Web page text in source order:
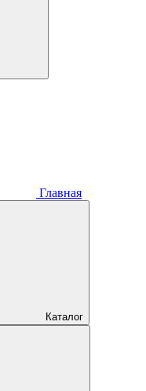
Главная
Каталог